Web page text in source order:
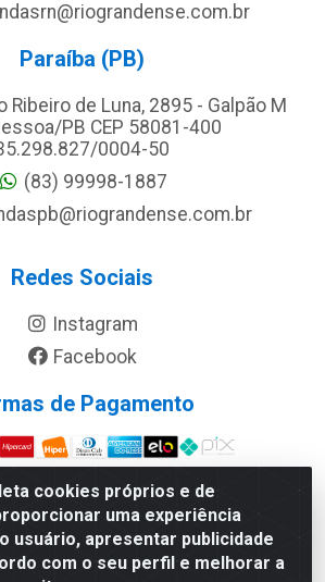
cookies próprios e de
uma experiência
usuário, apresentar publicidade
com o seu perfil e melhorar a
Paraíba (PB)
Ribeiro de Luna, 2895 - Galpão M
PB CEP 58081-400
0004-50
(83) 99998-1887
Redes Sociais
Instagram
Facebook
de Pagamento
Site Seguro